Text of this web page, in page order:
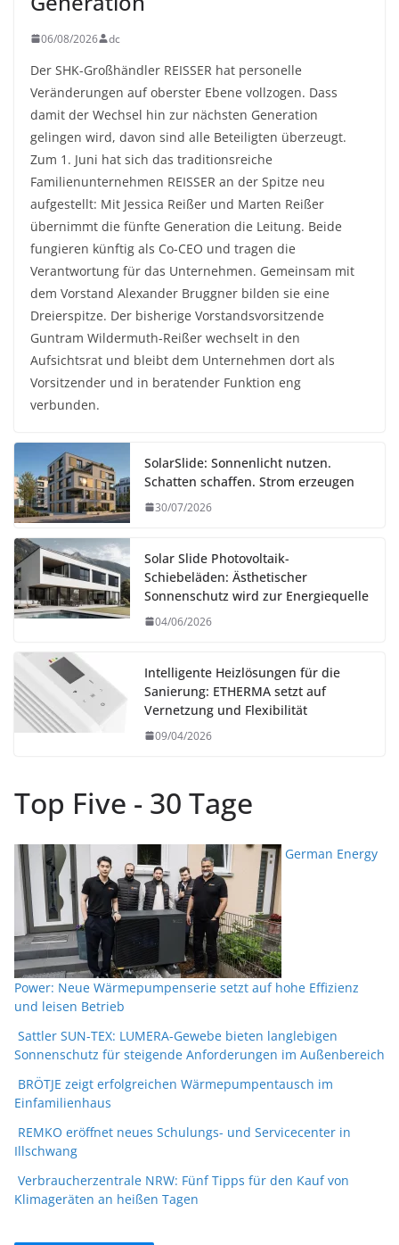
06/08/2026 dc
Der SHK-Großhändler REISSER hat personelle
Veränderungen auf oberster Ebene vollzogen. Dass
damit der Wechsel hin zur nächsten Generation
gelingen wird, davon sind alle Beteiligten überzeugt.
Zum 1. Juni hat sich das traditionsreiche
Familienunternehmen REISSER an der Spitze neu
aufgestellt: Mit Jessica Reißer und Marten Reißer
übernimmt die fünfte Generation die Leitung. Beide
fungieren künftig als Co-CEO und tragen die
Verantwortung für das Unternehmen. Gemeinsam mit
dem Vorstand Alexander Bruggner bilden sie eine
Dreierspitze. Der bisherige Vorstandsvorsitzende
Guntram Wildermuth-Reißer wechselt in den
Aufsichtsrat und bleibt dem Unternehmen dort als
Vorsitzender und in beratender Funktion eng
verbunden.
SolarSlide: Sonnenlicht nutzen.
Schatten schaffen. Strom erzeugen
30/07/2026
Solar Slide Photovoltaik-
Schiebeläden: Ästhetischer
Sonnenschutz wird zur Energiequelle
04/06/2026
Intelligente Heizlösungen für die
Sanierung: ETHERMA setzt auf
Vernetzung und Flexibilität
09/04/2026
Top Five - 30 Tage
German Energy
Power: Neue Wärmepumpenserie setzt auf hohe Effizienz
und leisen Betrieb
Sattler SUN-TEX: LUMERA-Gewebe bieten langlebigen
Sonnenschutz für steigende Anforderungen im Außenbereich
BRÖTJE zeigt erfolgreichen Wärmepumpentausch im
Einfamilienhaus
REMKO eröffnet neues Schulungs- und Servicecenter in
Illschwang
Verbraucherzentrale NRW: Fünf Tipps für den Kauf von
Klimageräten an heißen Tagen